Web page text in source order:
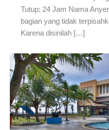
Tutup: 24 Jam Nama
bagian yang tidak
Karena disinilah […]